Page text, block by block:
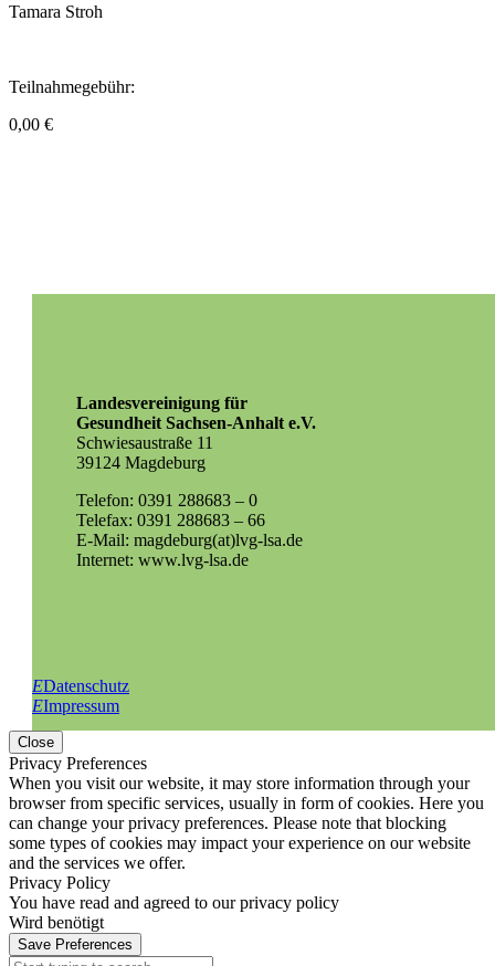
Tamara Stroh
Teilnahmegebühr:
0,00 €
Landesvereinigung für
Gesundheit Sachsen-Anhalt e.V.
Schwiesaustraße 11
39124 Magdeburg
Telefon: 0391 288683 – 0
Telefax: 0391 288683 – 66
E-Mail: magdeburg(at)lvg-lsa.de
Internet: www.lvg-lsa.de
EDatenschutz
EImpressum
Close
Privacy Preferences
When you visit our website, it may store information through your
browser from specific services, usually in form of cookies. Here you
can change your privacy preferences. Please note that blocking
some types of cookies may impact your experience on our website
and the services we offer.
Privacy Policy
You have read and agreed to our privacy policy
Wird benötigt
Save Preferences